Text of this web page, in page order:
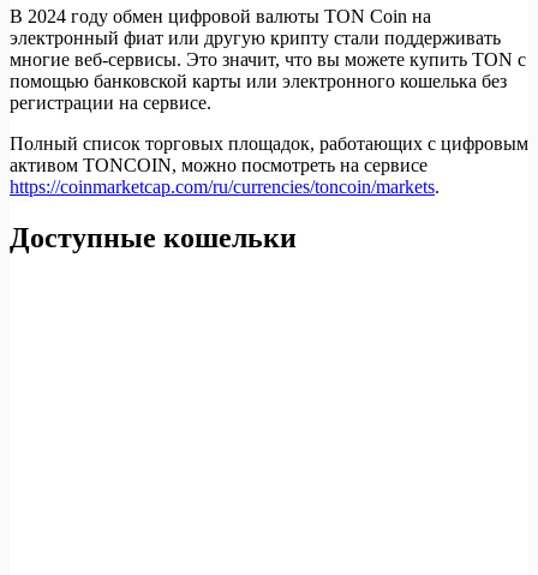
В 2024 году обмен цифровой валюты TON Coin на
электронный фиат или другую крипту стали поддерживать
многие веб-сервисы. Это значит, что вы можете купить TON с
помощью банковской карты или электронного кошелька без
регистрации на сервисе.
Полный список торговых площадок, работающих с цифровым
активом TONCOIN, можно посмотреть на сервисе
https://coinmarketcap.com/ru/currencies/toncoin/markets.
Доступные кошельки